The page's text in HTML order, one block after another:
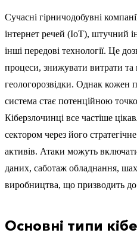
Сучасні гірничодобувні
інтернет речей (IoT), штучний
інші передові технології. Це
процеси, знижувати витрати та
геологорозвідки. Однак кожен
система стає потенційною
Кіберзлочинці все частіше
сектором через його
активів. Атаки можуть
даних, саботаж обладнання,
виробництва, що призводить до
Основні типи